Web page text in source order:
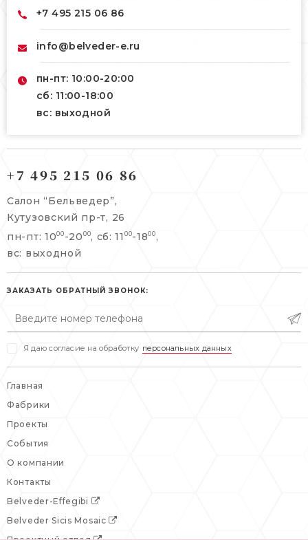
+7 495 215 06 86
info@belveder-e.ru
пн-пт: 10:00-20:00
сб: 11:00-18:00
вс: выходной
info@belveder-e.ru
пн-пт: 10:00-20:00
сб, вс: выходной
Берсеневский переулок, 3/10с7
+7 495 477 45 43
info@belveder-e.ru
пн-пт: 10:00-19:00
сб: выходной
+7 495 215 06 86
Салон “Бельведер”,
Кутузовский пр-т, 26
пн-пт: 1000 -20 00, сб: 11 00-1800 ,
вс: выходной
ЗАКАЗАТЬ ОБРАТНЫЙ ЗВОНОК:
Я даю согласие на обработку персональных данных
Главная
Фабрики
Проекты
События
О компании
Контакты
Belveder-Effegibi
Belveder Sicis Mosaic